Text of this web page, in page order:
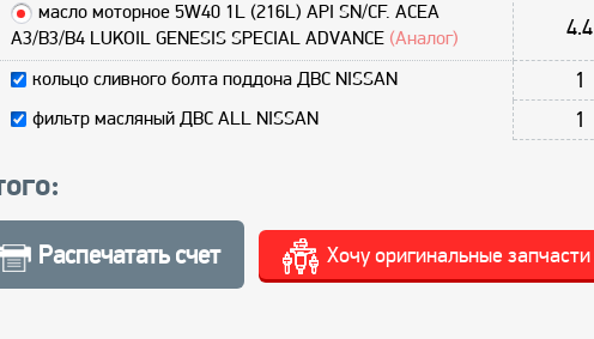
масло моторное 5W40 1L (216L) API SN/CF. ACEA
A3/B3/B4 LUKOIL GENESIS SPECIAL ADVANCE (Аналог) 4.4
кольцо сливного болта поддона ДВС NISSAN 1
фильтр масляный ДВС ALL NISSAN 1
Распечатать счет Хочу оригинальные запчасти